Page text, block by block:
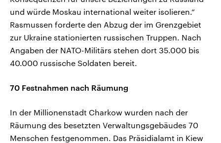
und würde Moskau international weiter isolieren.“
Rasmussen forderte den Abzug der im Grenzgebiet
zur Ukraine stationierten russischen Truppen. Nach
Angaben der NATO-Militärs stehen dort 35.000 bis
40.000 russische Soldaten bereit.
70 Festnahmen nach Räumung
In der Millionenstadt Charkow wurden nach der
Räumung des besetzten Verwaltungsgebäudes 70
Menschen festgenommen. Das Präsidialamt in Kiew